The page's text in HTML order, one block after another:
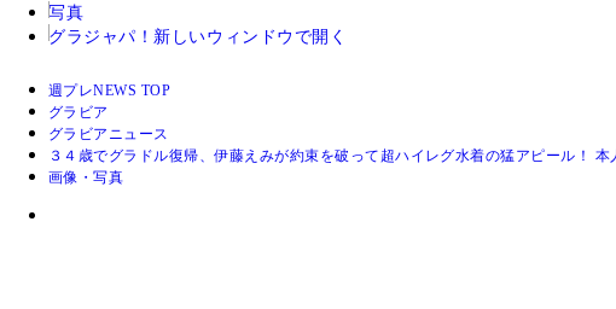
写真
グラジャパ！ 新しいウィンドウで開く
週プレNEWS TOP
グラビア
グラビアニュース
３４歳でグラドル復帰、伊藤えみが約束を破って超ハイレグ水着の猛アピール！
画像・写真